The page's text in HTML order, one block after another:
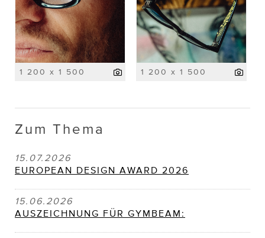
1 200 x 1 500 1 200 x 1 500
Zum Thema
15.07.2026
EUROPEAN DESIGN AWARD 2026
15.06.2026
AUSZEICHNUNG FÜR GYMBEAM: